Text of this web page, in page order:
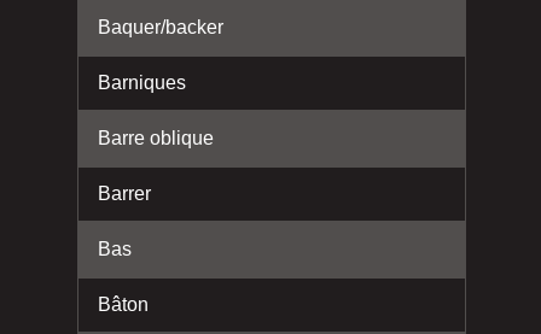
Baquer/backer
Barniques
Barre oblique
Barrer
Bas
Bâton